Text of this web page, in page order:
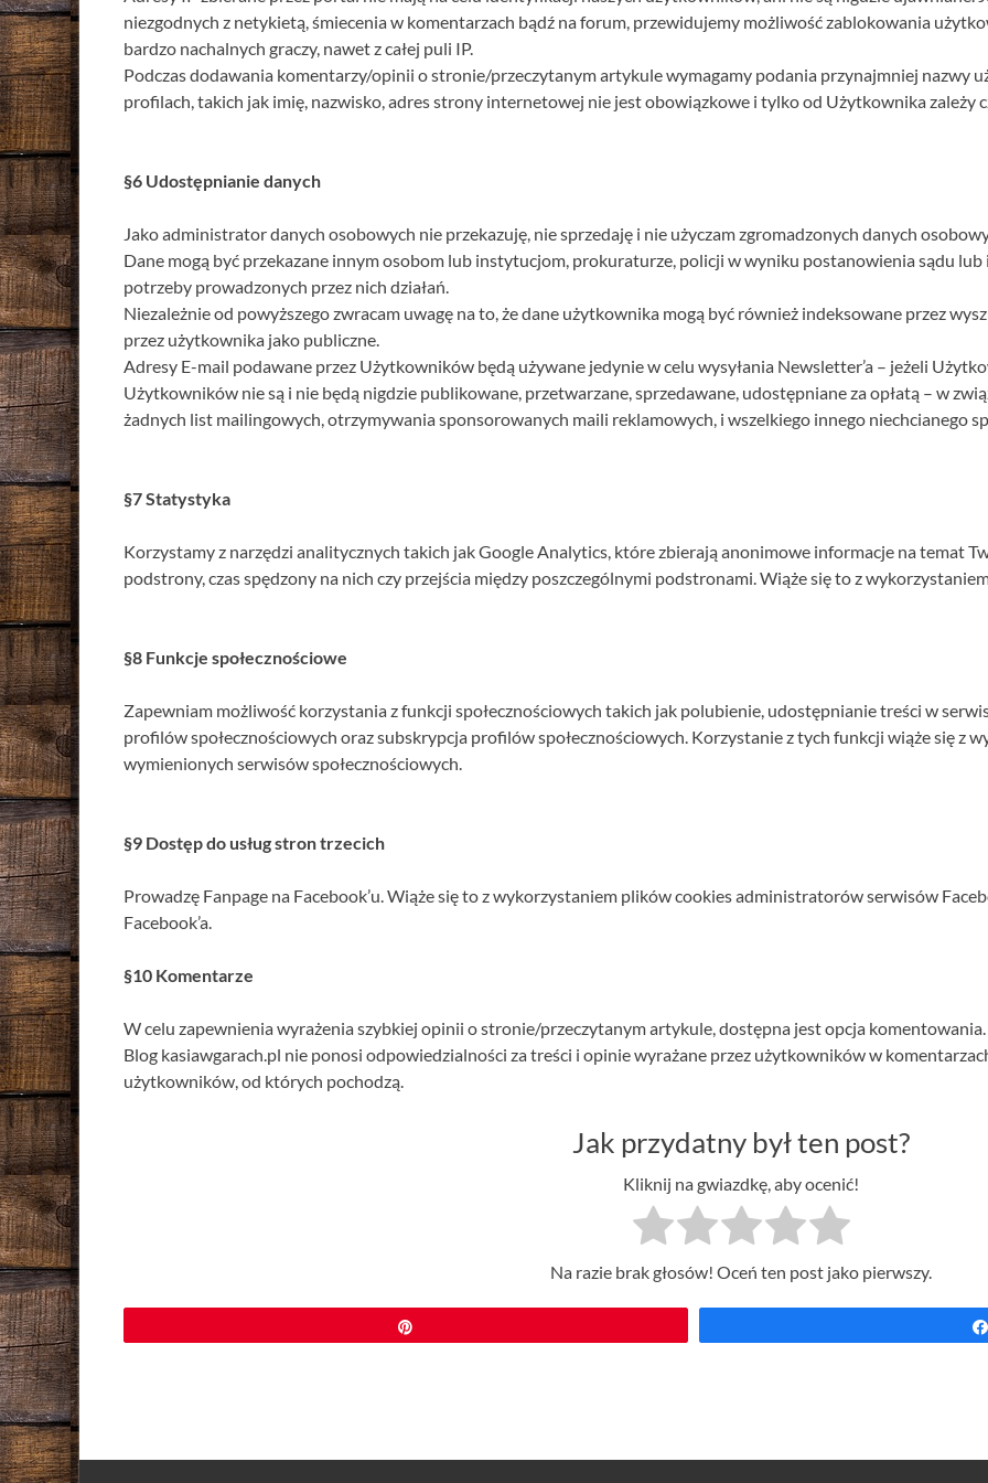
niezgodnych z netykietą, śmiecenia w komentarzach bądź na forum, przewidujemy możliwość zablokowania
bardzo nachalnych graczy, nawet z całej puli IP.
Podczas dodawania komentarzy/opinii o stronie/przeczytanym artykule wymagamy podania przynajmniej nazwy
profilach, takich jak imię, nazwisko, adres strony internetowej nie jest obowiązkowe i tylko od Użytkownika zależy
§6 Udostępnianie danych
Jako administrator danych osobowych nie przekazuję, nie sprzedaję i nie użyczam zgromadzonych danych
Dane mogą być przekazane innym osobom lub instytucjom, prokuraturze, policji w wyniku postanowienia sądu
potrzeby prowadzonych przez nich działań.
Niezależnie od powyższego zwracam uwagę na to, że dane użytkownika mogą być również indeksowane przez
przez użytkownika jako publiczne.
Adresy E-mail podawane przez Użytkowników będą używane jedynie w celu wysyłania Newsletter’a – jeżeli
Użytkowników nie są i nie będą nigdzie publikowane, przetwarzane, sprzedawane, udostępniane za opłatą – w
żadnych list mailingowych, otrzymywania sponsorowanych maili reklamowych, i wszelkiego innego niechcianego
§7 Statystyka
Korzystamy z narzędzi analitycznych takich jak Google Analytics, które zbierają anonimowe informacje na temat
podstrony, czas spędzony na nich czy przejścia między poszczególnymi podstronami. Wiąże się to z
§8 Funkcje społecznościowe
Zapewniam możliwość korzystania z funkcji społecznościowych takich jak polubienie, udostępnianie treści w
profilów społecznościowych oraz subskrypcja profilów społecznościowych. Korzystanie z tych funkcji wiąże się
wymienionych serwisów społecznościowych.
§9 Dostęp do usług stron trzecich
Prowadzę Fanpage na Facebook’u. Wiąże się to z wykorzystaniem plików cookies administratorów serwisów
Facebook’a.
§10 Komentarze
W celu zapewnienia wyrażenia szybkiej opinii o stronie/przeczytanym artykule, dostępna jest opcja komentowania.
Blog kasiawgarach.pl nie ponosi odpowiedzialności za treści i opinie wyrażane przez użytkowników w
użytkowników, od których pochodzą.
Jak przydatny był ten post?
Kliknij na gwiazdkę, aby ocenić!
Na razie brak głosów! Oceń ten post jako pierwszy.